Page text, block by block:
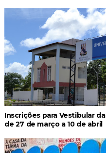
Inscrições para Vestibular
de 27 de março a 10 de abril